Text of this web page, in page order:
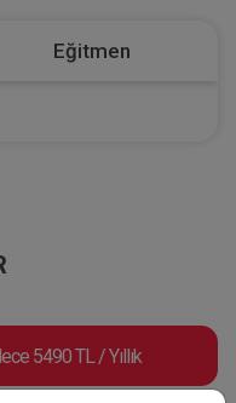
Eğitmen
5490 TL / Yıllık